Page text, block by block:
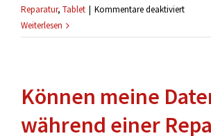
Reparatur, Tablet | Kommentare deaktiviertfür
es
auf
Weiterlesen
Können meine
während einer